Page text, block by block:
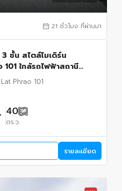
21 ชั่วโมง ที่ผ่านมา
3 ชั้น สไตล์โมเดิร์น
ใกล้รถไฟฟ้าสถานี
Phrao 101
40
ตร.ว.
รายละเอียด